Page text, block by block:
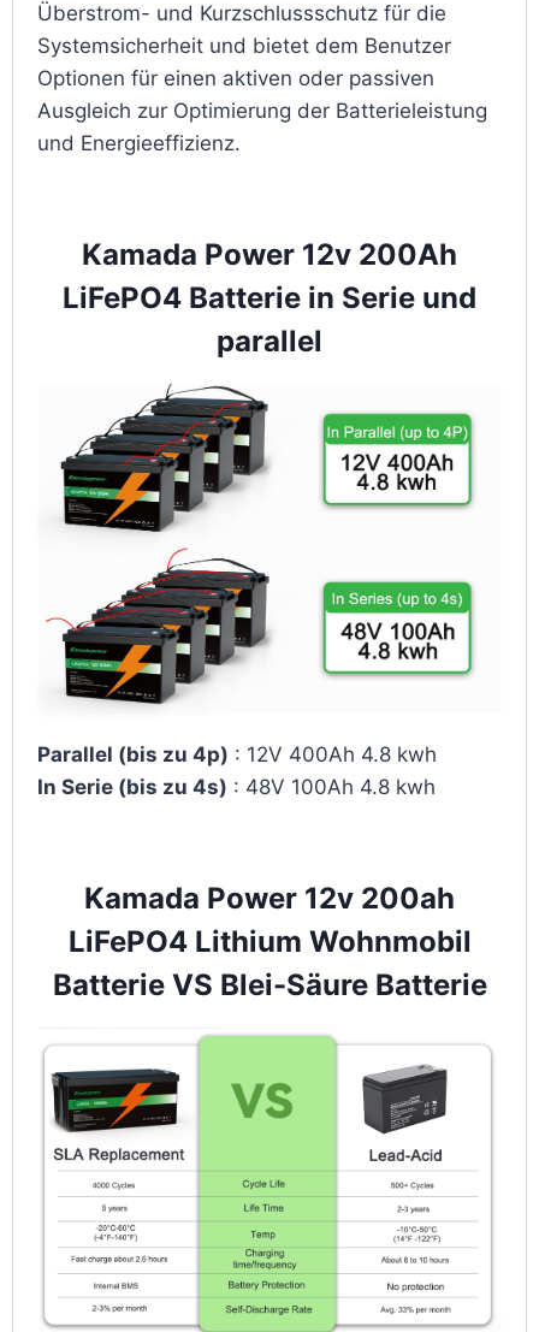
Überstrom- und Kurzschlussschutz für die
Systemsicherheit und bietet dem Benutzer
Optionen für einen aktiven oder passiven
Ausgleich zur Optimierung der Batterieleistung
und Energieeffizienz.
Kamada Power 12v 200Ah
LiFePO4 Batterie in Serie und
parallel
Parallel (bis zu 4p) : 12V 400Ah 4.8 kwh
In Serie (bis zu 4s) : 48V 100Ah 4.8 kwh
Kamada Power 12v 200ah
LiFePO4 Lithium Wohnmobil
Batterie VS Blei-Säure Batterie